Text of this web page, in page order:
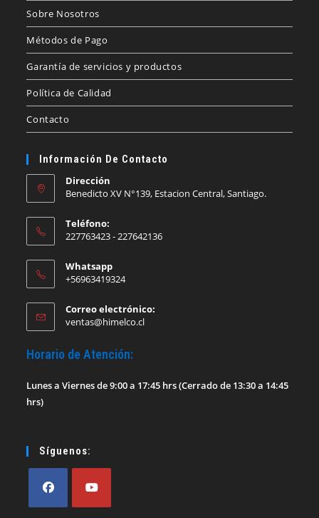
Sobre Nosotros
Métodos de Pago
Garantía de servicios y productos
Política de Calidad
Contacto
Información De Contacto
Dirección
Benedicto XV N°139, Estacion Central, Santiago.
Teléfono:
227763423 - 227642136
Whatsapp
+56963419324
Correo electrónico:
ventas@himelco.clSe
Horario de Atención:
Lunes a Viernes de 9:00 a 17:45 hrs (Cerrado de 13:30 a 14:45
hrs)
Síguenos: